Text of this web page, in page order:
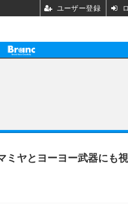
グッズ
ビジネス
アーティスト
実写
ヤとヨーヨー武器にも
ユーザー登録